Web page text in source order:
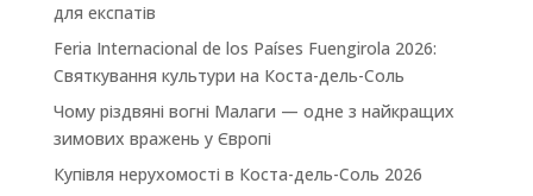
для експатів
Feria Internacional de los Países Fuengirola 2026:
Святкування культури на Коста-дель-Соль
Чому різдвяні вогні Малаги — одне з найкращих
зимових вражень у Європі
Купівля нерухомості в Коста-дель-Соль 2026